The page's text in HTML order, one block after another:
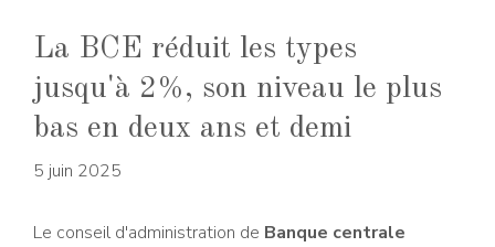
La BCE réduit les types
jusqu'à 2%, son niveau le plus
bas en deux ans et demi
5 juin 2025
Le conseil d'administration de Banque centrale